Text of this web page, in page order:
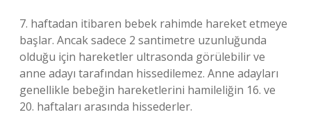
7. haftadan itibaren bebek rahimde hareket etmeye
başlar. Ancak sadece 2 santimetre uzunluğunda
olduğu için hareketler ultrasonda görülebilir ve
anne adayı tarafından hissedilemez. Anne adayları
genellikle bebeğin hareketlerini hamileliğin 16. ve
20. haftaları arasında hissederler.